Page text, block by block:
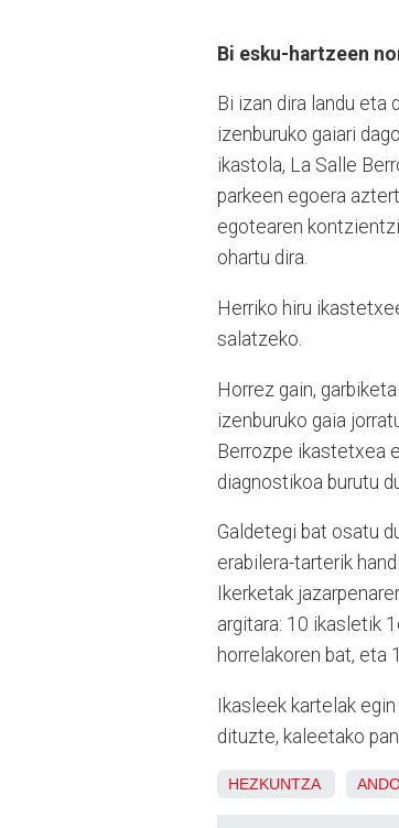
Bi esku-hartzeen
Bi izan dira landu eta
izenburuko gaiari
ikastola, La Salle
parkeen egoera
egotearen
ohartu dira.
Herriko hiru
salatzeko.
Horrez gain,
izenburuko gaia
Berrozpe ikastetxea
diagnostikoa burutu
Galdetegi bat osatu
erabilera-tarterik
Ikerketak
argitara: 10 ikasletik
horrelakoren bat, eta
Ikasleek kartelak
dituzte, kaleetako
HEZKUNTZA